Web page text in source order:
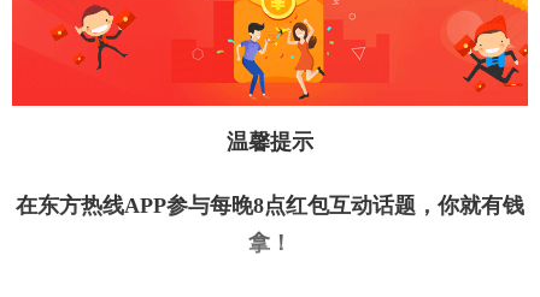
温馨提示
在东方热线APP参与每晚8点红包互动话题，你就有钱
拿 ！